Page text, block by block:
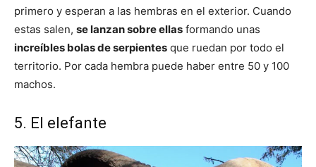
primero y esperan a las hembras en el exterior. Cuando
estas salen, se lanzan sobre ellas formando unas
increíbles bolas de serpientes que ruedan por todo el
territorio. Por cada hembra puede haber entre 50 y 100
machos.
5. El elefante